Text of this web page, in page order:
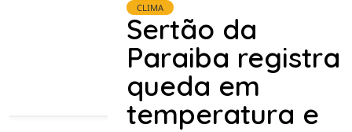
CLIMA
Sertão da
Paraiba registra
queda em
temperatura e